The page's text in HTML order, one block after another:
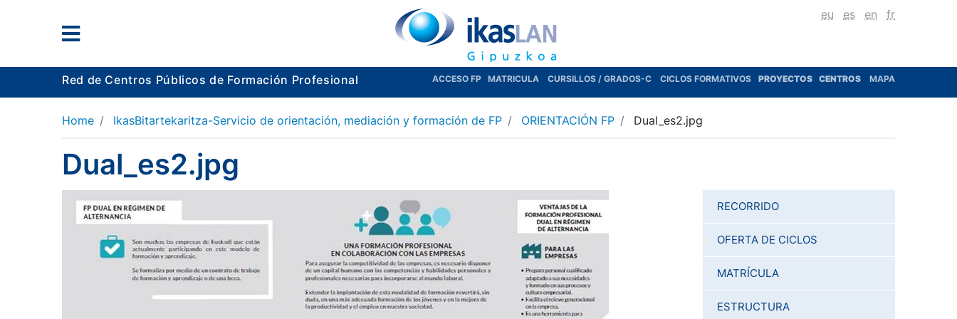
eu es en fr
Red de Centros Públicos de Formación Profesional ACCESO FP MATRICULA CURSILLOS / GRADOS-C CICLOS FORMATIVOS PROYECTOS CENTROS MAPA
Home IkasBitartekaritza-Servicio de orientación, mediación y formación de FP ORIENTACIÓN FP Dual_es2.jpg
Dual_es2.jpg
RECORRIDO
OFERTA DE CICLOS
MATRÍCULA
ESTRUCTURA